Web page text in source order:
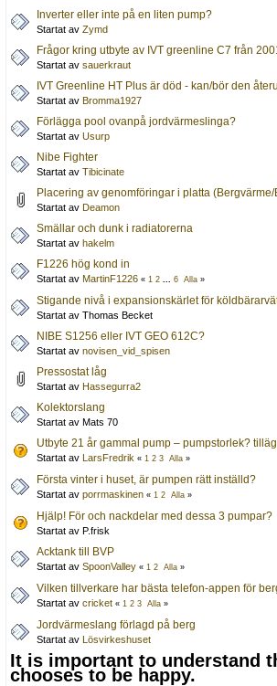
Inverter eller inte på en liten pump?
Startat av Zymd
Frågor kring utbyte av IVT greenline C7 från
Startat av sauerkraut
IVT Greenline HT Plus är död - kan/bör den
Startat av Bromma1927
Förlägga pool ovanpå jordvärmeslinga?
Startat av Usurp
Nibe Fighter
Startat av Tibicinate
Placering av genomföringar i platta (Bergvärme/
Startat av Deamon
Smällar och dunk i radiatorerna
Startat av hakelm
F1226 hög kond in
Startat av MartinF1226 « 1 2 6 Alla »
Stigande nivå i expansionskärlet för
Startat av Thomas Becket
NIBE S1256 eller IVT GEO 612C?
Startat av novisen_vid_spisen
Pressostat låg
Startat av Hassegurra2
Kolektorslang
Startat av Mats 70
Utbyte 21 år gammal pump – pumpstorlek?
Startat av LarsFredrik « 1 2 3 Alla »
Första vinter i huset, är pumpen rätt inställd?
Startat av porrmaskinen « 1 2 Alla »
Hjälp! För och nackdelar med dessa 3 pumpar?
Startat av P.frisk
Acktank till BVP
Startat av SpoonValley « 1 2 Alla »
Vilken tillverkare har bästa telefon-appen för
Startat av cricket « 1 2 3 Alla »
Jordvärmeslang förlagd på berg
Startat av Lösvirkeshuset
It is important to understand
chooses to be happy.